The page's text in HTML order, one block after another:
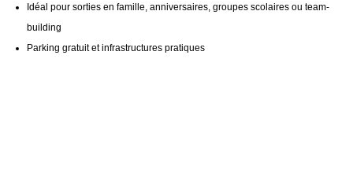
Idéal pour sorties en famille, anniversaires, groupes scolaires ou team-
building
Parking gratuit et infrastructures pratiques